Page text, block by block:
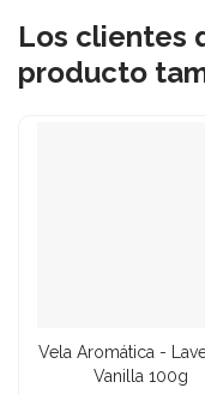
Los clientes
producto
Vela Aromática -
Vanilla 100g